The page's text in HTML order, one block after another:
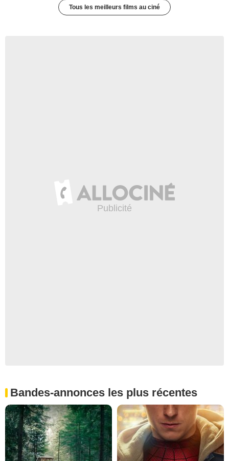
Tous les meilleurs films au ciné
Bandes-annonces les plus récentes